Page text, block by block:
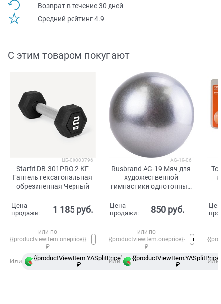
Возврат в течение 30 дней
Средний рейтинг 4.9
С этим товаром покупают
ЦБ-00003796
Starfit DB-301PRO 2 КГ
Гантель гексагональная
обрезиненная Черный
Цена
продажи:
1 185 руб.
или по
{{productviewitem.oneprice}}
₽
Или
{{productViewItem.YASplitPrice}}
₽
в
Сплит
AG-19-06
Rusbrand AG-19 Мяч для
художественной
гимнастики однотонный
Цена
продажи:
850 руб.
или по
{{productviewitem.oneprice}}
₽
Или
₽
Или